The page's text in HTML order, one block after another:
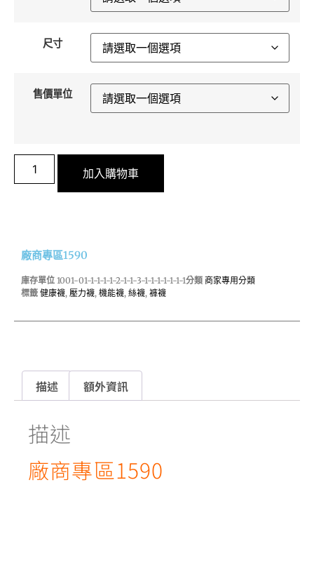
尺寸
售價單位
加入購物車
廠商專區1590
庫存單位 1001-01-1-1-1-1-2-1-1-3-1-1-1-1-1-1-1分類 商家專用分類
標籤 健康襪, 壓力襪, 機能襪, 絲襪, 褲襪
描述 額外資訊
描述
廠商專區1590